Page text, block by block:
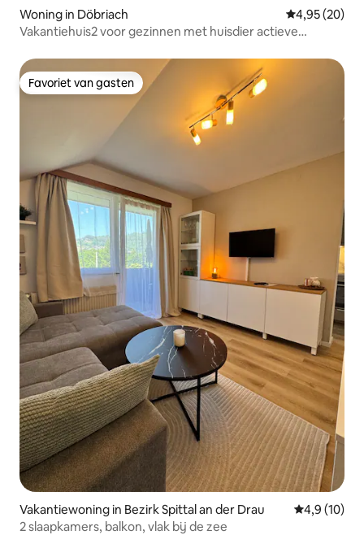
Woning in Döbriach Gemiddelde
4,95 (20)
Vakantiehuis2 voor gezinnen met huisdier actieve
Favoriet van gasten
Favoriet van gasten
Vakantiewoning in Bezirk Spittal an der Drau
4,9 (10)
2 slaapkamers, balkon, vlak bij de zee